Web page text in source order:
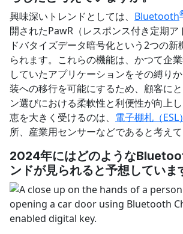
興味深いトレンドとしては、 Bluetooth
開されたPawR（レスポンス付き定期ア
ドバタイズデータ暗号化という2つの
られます。これらの機能は、かつて企
していたアプリケーションをその縛り
装への移行を可能にするため、顧客に
ン選びにおける柔軟性と利便性が向上
恵を大きく受けるのは、 電子棚札（ESL）
所、産業用センサーなどであると考えて
2024年にはどのような
ンドが見られると予想していま